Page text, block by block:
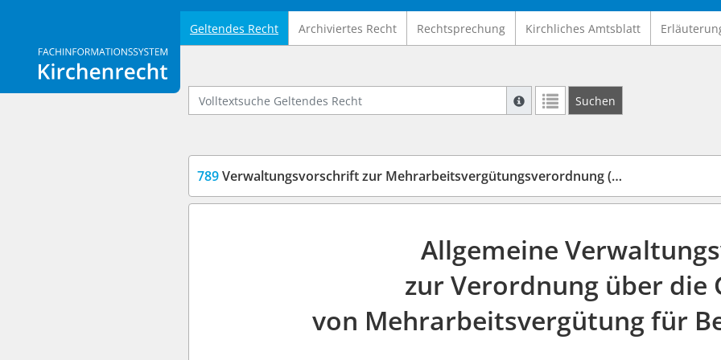
Logo Fachinformationssystem Kirchenrecht
Geltendes Recht Archiviertes Recht Rechtsprechung Kirchliches Amtsblatt
Volltextsuche Geltendes Recht
Suche mit Platzhalter "*", Bsp.
Suchen
789Verwaltungsvorschrift zur Mehrarbeitsvergütungsverordnung (MArbVVwV)
Allgemeine
zur Verordnung über die
von Mehrarbeitsvergütung für